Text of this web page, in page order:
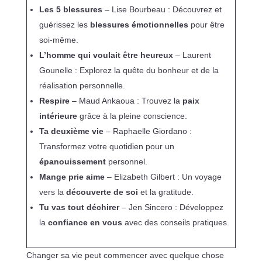
Les 5 blessures – Lise Bourbeau : Découvrez et
guérissez les blessures émotionnelles pour être
soi-même.
L’homme qui voulait être heureux– Laurent
Gounelle : Explorez la quête du bonheur et de la
réalisation personnelle.
Respire– Maud Ankaoua : Trouvez la paix
intérieuregrâce à la pleine conscience.
Ta deuxième vie– Raphaelle Giordano :
Transformez votre quotidien pour un
épanouissementpersonnel.
Mange prie aime– Elizabeth Gilbert : Un voyage
vers la découverte de soi et la gratitude.
Tu vas tout déchirer– Jen Sincero : Développez
la confiance en vous avec des conseils pratiques.
Changer sa vie peut commencer avec quelque chose